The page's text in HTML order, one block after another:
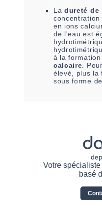
La dureté de
en ions
de l'eau est
à la
calcaire .
élevé, plus la
sous forme
Votre
basé